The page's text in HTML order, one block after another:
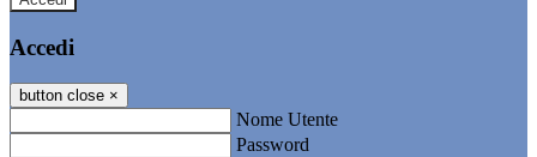
Accedi
button close ×
Nome Utente
Password